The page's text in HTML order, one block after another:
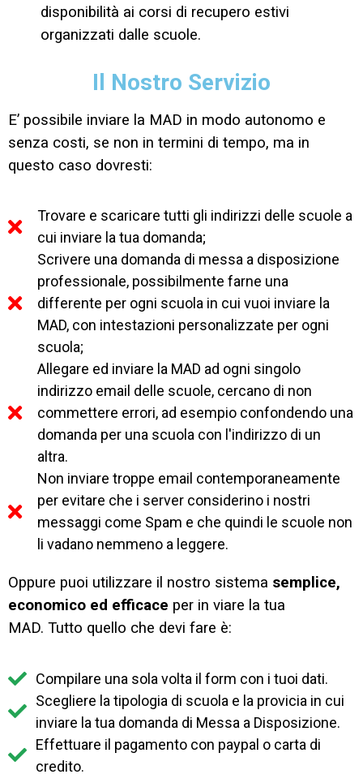
disponibilità ai corsi di recupero estivi
organizzati dalle scuole.
Il Nostro Servizio
E’ possibile inviare la MAD in modo autonomo e
senza costi, se non in termini di tempo, ma in
questo caso dovresti:
Trovare e scaricare tutti gli indirizzi delle scuole a
cui inviare la tua domanda;
Scrivere una domanda di messa a disposizione
professionale, possibilmente farne una
differente per ogni scuola in cui vuoi inviare la
MAD, con intestazioni personalizzate per ogni
scuola;
Allegare ed inviare la MAD ad ogni singolo
indirizzo email delle scuole, cercano di non
commettere errori, ad esempio confondendo una
domanda per una scuola con l'indirizzo di un
altra.
Non inviare troppe email contemporaneamente
per evitare che i server considerino i nostri
messaggi come Spam e che quindi le scuole non
li vadano nemmeno a leggere.
Oppure puoi utilizzare il nostro sistema semplice,
economico ed efficace per in viare la tua
MAD. Tutto quello che devi fare è:
Compilare una sola volta il form con i tuoi dati.
Scegliere la tipologia di scuola e la provicia in cui
inviare la tua domanda di Messa a Disposizione.
Effettuare il pagamento con paypal o carta di
credito.